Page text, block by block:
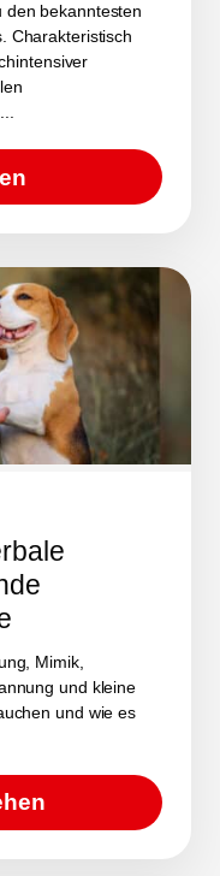
den bekanntesten
Charakteristisch
Mimik,
und kleine
und wie es